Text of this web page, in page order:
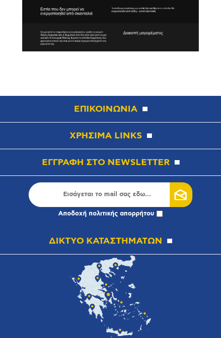
ΕΠΙΚΟΙΝΩΝΙΑ
ΧΡΗΣΙΜΑ LINKS
ΕΓΓΡΑΦΗ ΣΤΟ NEWSLETTER
Αποδοχή πολιτικής απορρήτου
ΔΙΚΤΥΟ ΚΑΤΑΣΤΗΜΑΤΩΝ